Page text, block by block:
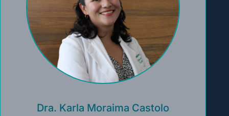
Dra. Karla Moraima Castolo